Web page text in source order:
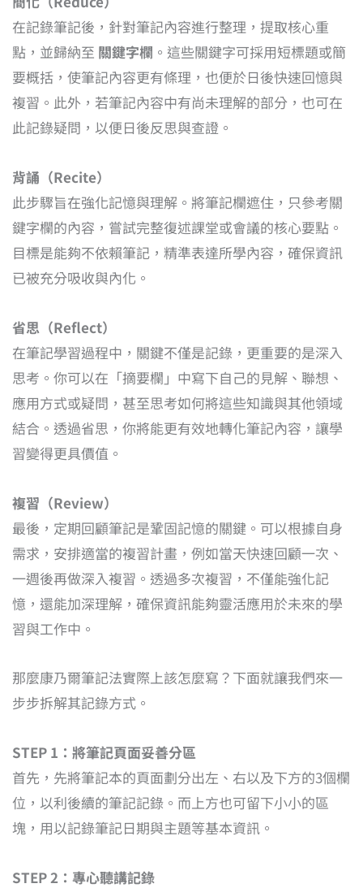
在記錄筆記後，針對筆記內容進行整理，提取核心重
點，並歸納至 關鍵字欄 。這些關鍵字可採用短標題或簡
要概括，使筆記內容更有條理，也便於日後快速回憶與
複習。此外，若筆記內容中有尚未理解的部分，也可在
此記錄疑問，以便日後反思與查證。
背誦（Recite）
此步驟旨在強化記憶與理解。將筆記欄遮住，只參考關
鍵字欄的內容，嘗試完整復述課堂或會議的核心要點。
目標是能夠不依賴筆記，精準表達所學內容，確保資訊
已被充分吸收與內化。
省思（Reflect）
在筆記學習過程中，關鍵不僅是記錄，更重要的是深入
思考。你可以在「摘要欄」中寫下自己的見解、聯想、
應用方式或疑問，甚至思考如何將這些知識與其他領域
結合。透過省思，你將能更有效地轉化筆記內容，讓學
習變得更具價值。
複習（Review）
最後，定期回顧筆記是鞏固記憶的關鍵。可以根據自身
需求，安排適當的複習計畫，例如當天快速回顧一次、
一週後再做深入複習。透過多次複習，不僅能強化記
憶，還能加深理解，確保資訊能夠靈活應用於未來的學
習與工作中。
那麼康乃爾筆記法實際上該怎麼寫？下面就讓我們來一
步步拆解其記錄方式。
STEP 1：將筆記頁面妥善分區
首先，先將筆記本的頁面劃分出左、右以及下方的3個欄
位，以利後續的筆記記錄。而上方也可留下小小的區
塊，用以記錄筆記日期與主題等基本資訊。
STEP 2：專心聽講記錄